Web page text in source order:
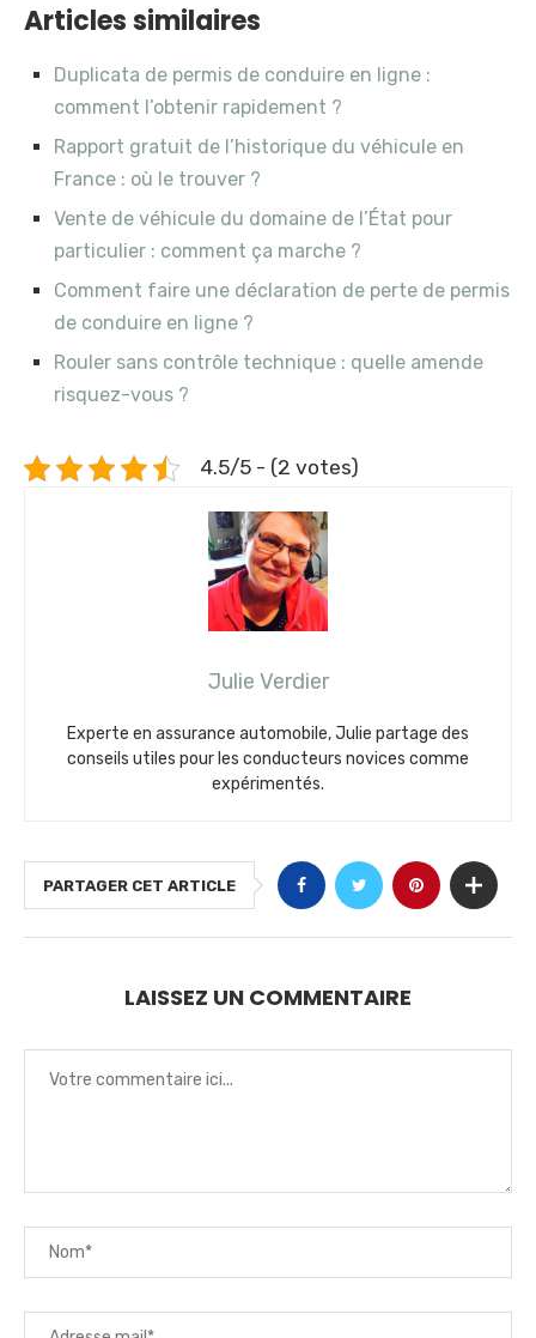
Articles similaires
Duplicata de permis de conduire en ligne :
comment l’obtenir rapidement ?
Rapport gratuit de l’historique du véhicule en
France : où le trouver ?
Vente de véhicule du domaine de l’État pour
particulier : comment ça marche ?
Comment faire une déclaration de perte de permis
de conduire en ligne ?
Rouler sans contrôle technique : quelle amende
risquez-vous ?
4.5/5 - (2 votes)
Julie Verdier
Experte en assurance automobile, Julie partage des
conseils utiles pour les conducteurs novices comme
expérimentés.
PARTAGER CET ARTICLE
LAISSEZ UN COMMENTAIRE